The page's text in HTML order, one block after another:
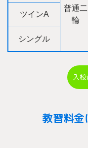
普通二
輪
ツインA
シングル
入
教習料金